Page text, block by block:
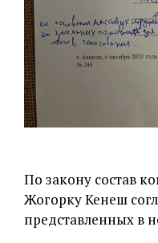
По закону состав
Жогорку Кенеш
представленных в